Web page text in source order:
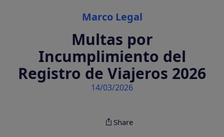
Marco Legal
Multas por
Incumplimiento del
Registro de Viajeros 2026
14/03/2026
Share